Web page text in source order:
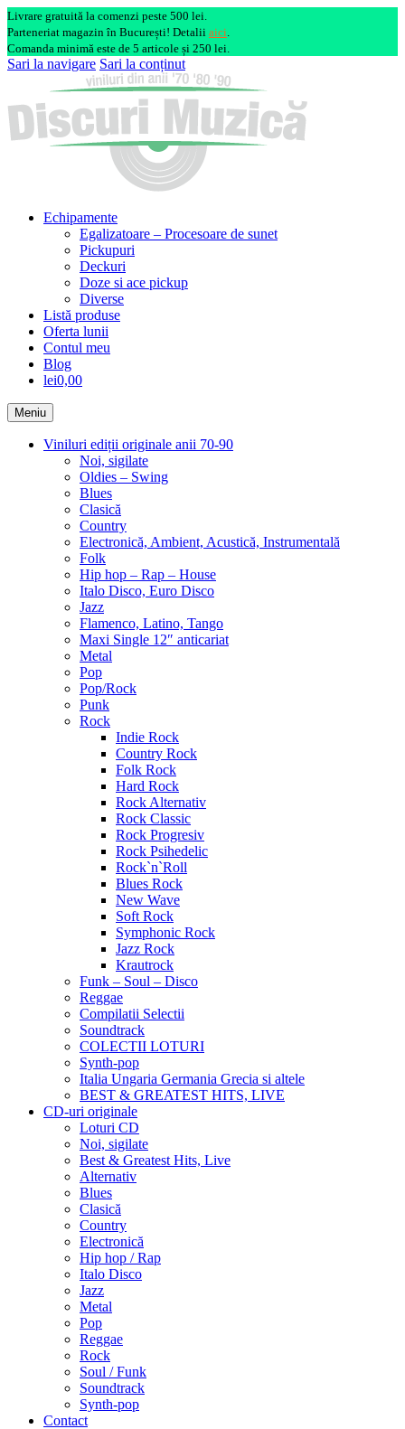
Livrare gratuită la comenzi peste 500 lei.
Parteneriat magazin în București! Detalii aici.
Comanda minimă este de 5 articole și 250 lei.
Sari la navigare Sari la conținut
Echipamente
Egalizatoare – Procesoare de sunet
Pickupuri
Deckuri
Doze si ace pickup
Diverse
Listă produse
Oferta lunii
Contul meu
Blog
lei0,00
Meniu
Viniluri ediții originale anii 70-90
Noi, sigilate
Oldies – Swing
Blues
Clasică
Country
Electronică, Ambient, Acustică, Instrumentală
Folk
Hip hop – Rap – House
Italo Disco, Euro Disco
Jazz
Flamenco, Latino, Tango
Maxi Single 12″ anticariat
Metal
Pop
Pop/Rock
Punk
Rock
Indie Rock
Country Rock
Folk Rock
Hard Rock
Rock Alternativ
Rock Classic
Rock Progresiv
Rock Psihedelic
Rock`n`Roll
Blues Rock
New Wave
Soft Rock
Symphonic Rock
Jazz Rock
Krautrock
Funk – Soul – Disco
Reggae
Compilatii Selectii
Soundtrack
COLECTII LOTURI
Synth-pop
Italia Ungaria Germania Grecia si altele
BEST & GREATEST HITS, LIVE
CD-uri originale
Loturi CD
Noi, sigilate
Best & Greatest Hits, Live
Alternativ
Blues
Clasică
Country
Electronică
Hip hop / Rap
Italo Disco
Jazz
Metal
Pop
Reggae
Rock
Soul / Funk
Soundtrack
Synth-pop
Contact